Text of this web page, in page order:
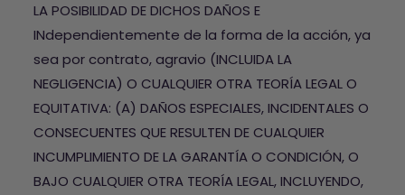
LA POSIBILIDAD DE DICHOS DAÑOS E
INdependientemente de la forma de la acción, ya
sea por contrato, agravio (INCLUIDA LA
NEGLIGENCIA) O CUALQUIER OTRA TEORÍA LEGAL O
EQUITATIVA: (A) DAÑOS ESPECIALES, INCIDENTALES O
CONSECUENTES QUE RESULTEN DE CUALQUIER
INCUMPLIMIENTO DE LA GARANTÍA O CONDICIÓN, O
BAJO CUALQUIER OTRA TEORÍA LEGAL, INCLUYENDO,